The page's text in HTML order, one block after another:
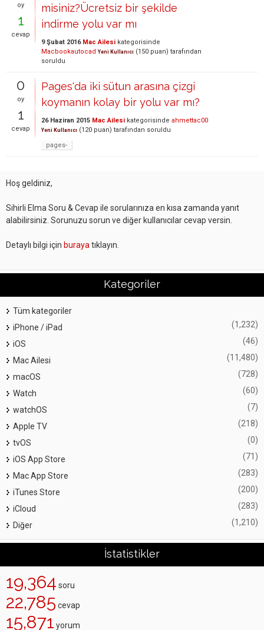
oy
1
cevap
misiniz?Ücretsiz bir şekilde
indirme yolu var mı
9 Şubat 2016 Mac Ailesi kategorisinde
Macbookautocad Yeni Kullanıcı (150 puan) tarafından
soruldu
0
oy
1
cevap
Pages'da iki sütun arasına çizgi
koymanın kolay bir yolu var mı?
26 Haziran 2015 Mac Ailesi kategorisinde ahmettac00
Yeni Kullanıcı (120 puan) tarafından soruldu
pages-
Hoş geldiniz,
Sihirli Elma Soru & Cevap ile sorularınıza en kısa zamanda yanıt
alabilirsiniz. Sorunuzu sorun ve diğer kullanıcılar cevap versin.
Detaylı bilgi için buraya tıklayın.
Kategoriler
Tüm kategoriler
iPhone / iPad
(1,232)
iOS (46)
Mac Ailesi (11,480)
macOS (728)
Watch (60)
watchOS (7)
Apple TV (218)
tvOS (0)
iOS App Store (71)
Mac App Store (283)
iTunes Store (200)
iCloud (283)
Diğer (1,210)
İstatistikler
19,364 soru
22,785 cevap
15,871 yorum